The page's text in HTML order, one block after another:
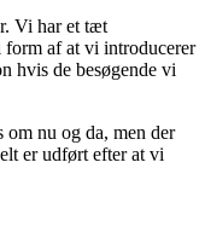
Vi har et tæt
form af at vi introducerer
hvis de besøgende vi
nu og da, men der
er udført efter at vi